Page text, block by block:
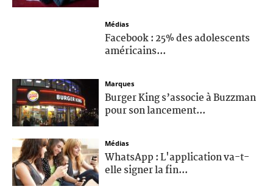
Médias
Facebook : 25% des adolescents
américains...
Marques
Burger King s’associe à Buzzman
pour son lancement...
Médias
WhatsApp : L'application va-t-
elle signer la fin...